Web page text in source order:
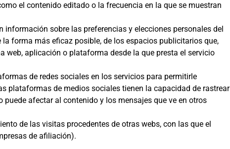
el contenido editado o la frecuencia en la que se muestran
sobre las preferencias y elecciones personales del
forma más eficaz posible, de los espacios publicitarios que,
web, aplicación o plataforma desde la que presta el servicio
de redes sociales en los servicios para permitirle
plataformas de medios sociales tienen la capacidad de rastrear
afectar al contenido y los mensajes que ve en otros
de las visitas procedentes de otras webs, con las que el
de afiliación).